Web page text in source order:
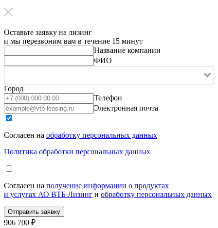
Оставьте заявку на лизинг
и мы перезвоним вам в течение 15 минут
Название компании
ФИО
Город
Телефон
Электронная почта
Согласен на обработку персональных данных
Политика обработки персональных данных
Согласен на получение информации о продуктах
и услугах АО ВТБ Лизинг и обработку персональных данных
906 700 ₽